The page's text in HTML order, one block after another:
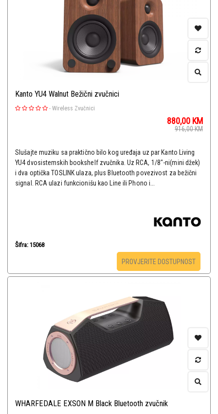
Kanto YU4 Walnut Bežični zvučnici
- Wireless Zvučnici
880,00 KM
916,00KM
Slušajte muziku sa praktično bilo kog uređaja uz par Kanto Living
YU4 dvosistemskih bookshelf zvučnika. Uz RCA, 1/8"-ni(mini džek)
i dva optička TOSLINK ulaza, plus Bluetooth povezivost za bežični
signal. RCA ulazi funkcionišu kao Line ili Phono i...
Šifra: 15068
PROVJERITE DOSTUPNOST
WHARFEDALE EXSON M Black Bluetooth zvučnik